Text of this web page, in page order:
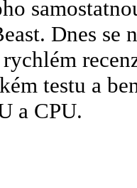
Dnes se
testu a
a CPU.